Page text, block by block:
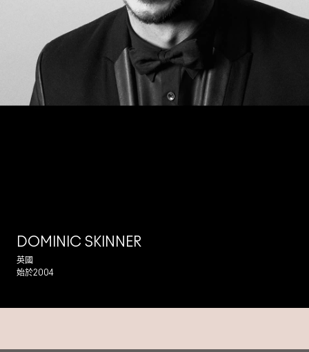
DOMINIC SKINNER
英國
始於2004